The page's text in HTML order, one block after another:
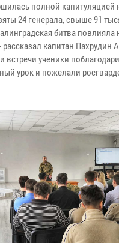
полной
24 генерала, свыше 91
битва
капитан Пахрудин
встречи ученики
урок и пожелали